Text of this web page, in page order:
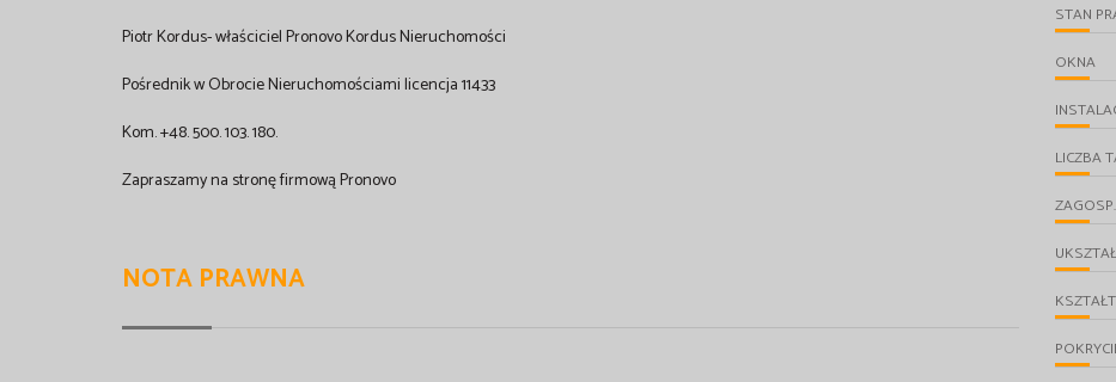
Piotr Kordus- właściciel Pronovo Kordus Nieruchomości
Pośrednik w Obrocie Nieruchomościami licencja 11433
Kom. +48. 500. 103. 180.
Zapraszamy na stronę firmową Pronovo
NOTA PRAWNA
STAN
OKNA
LICZBA